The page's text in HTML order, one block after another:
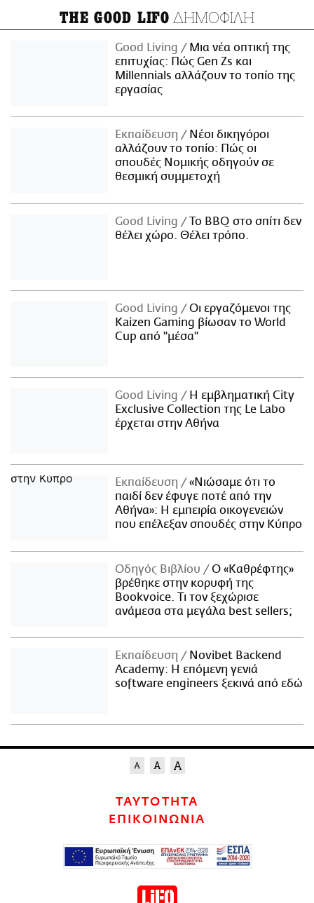
THE GOOD LIFO ΔΗΜΟΦΙΛΗ
Good Living
Μια νέα οπτική της
επιτυχίας: Πώς Gen Zs και
Millennials αλλάζουν το τοπίο της
εργασίας
Εκπαίδευση
Νέοι δικηγόροι
αλλάζουν το τοπίο: Πώς οι
σπουδές Νομικής οδηγούν σε
θεσμική συμμετοχή
Good Living
Το BBQ στο σπίτι δεν
θέλει χώρο. Θέλει τρόπο.
Good Living
Οι εργαζόμενοι της
Kaizen Gaming βίωσαν το World
Cup από "μέσα"
Good Living
Η εμβληματική City
Exclusive Collection της Le Labo
έρχεται στην Αθήνα
Εκπαίδευση
«Νιώσαμε ότι το
παιδί δεν έφυγε ποτέ από την
Αθήνα»: Η εμπειρία οικογενειών
που επέλεξαν σπουδές στην Κύπρο
Οδηγός Βιβλίου
Ο «Καθρέφτης»
βρέθηκε στην κορυφή της
Bookvoice. Τι τον ξεχώρισε
ανάμεσα στα μεγάλα best sellers;
Εκπαίδευση
Novibet Backend
Academy: Η επόμενη γενιά
software engineers ξεκινά από εδώ
ΤΑΥΤΟΤΗΤΑ
ΕΠΙΚΟΙΝΩΝΙΑ